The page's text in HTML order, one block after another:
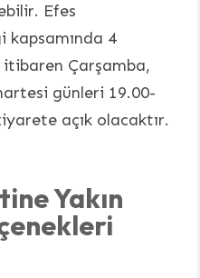
Efes
kapsamında 4
Çarşamba,
günleri 19.00-
açık olacaktır.
Yakın